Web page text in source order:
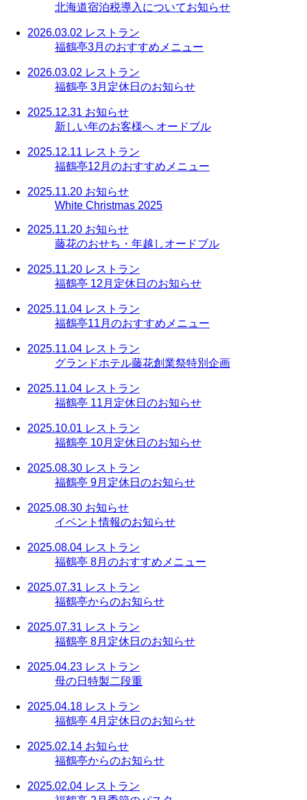
北海道宿泊税導入についてお知らせ
2026.03.02 レストラン
福鶴亭3月のおすすめメニュー
2026.03.02 レストラン
福鶴亭 3月定休日のお知らせ
2025.12.31 お知らせ
新しい年のお客様へ オードブル
2025.12.11 レストラン
福鶴亭12月のおすすめメニュー
2025.11.20 お知らせ
White Christmas 2025
2025.11.20 お知らせ
藤花のおせち・年越しオードブル
2025.11.20 レストラン
福鶴亭 12月定休日のお知らせ
2025.11.04 レストラン
福鶴亭11月のおすすめメニュー
2025.11.04 レストラン
グランドホテル藤花創業祭特別企画
2025.11.04 レストラン
福鶴亭 11月定休日のお知らせ
2025.10.01 レストラン
福鶴亭 10月定休日のお知らせ
2025.08.30 レストラン
福鶴亭 9月定休日のお知らせ
2025.08.30 お知らせ
イベント情報のお知らせ
2025.08.04 レストラン
福鶴亭 8月のおすすめメニュー
2025.07.31 レストラン
福鶴亭からのお知らせ
2025.07.31 レストラン
福鶴亭 8月定休日のお知らせ
2025.04.23 レストラン
母の日特製二段重
2025.04.18 レストラン
福鶴亭 4月定休日のお知らせ
2025.02.14 お知らせ
福鶴亭からのお知らせ
2025.02.04 レストラン